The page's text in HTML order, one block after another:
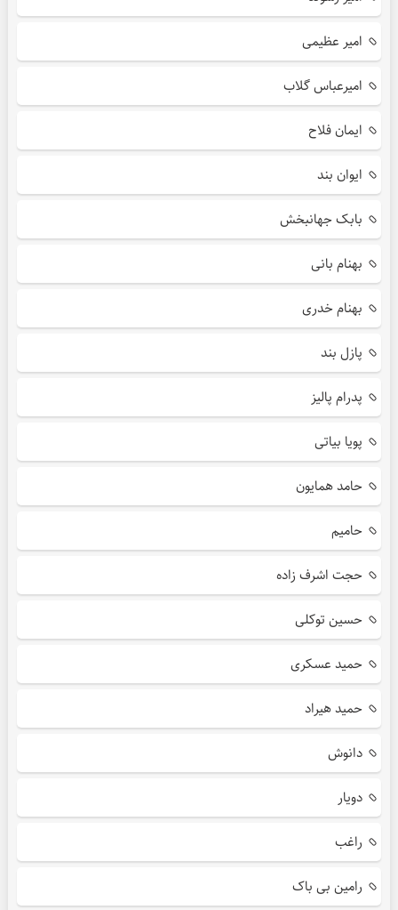
امیر عظیمی
امیرعباس گلاب
ایمان فلاح
ایوان بند
بابک جهانبخش
بهنام بانی
بهنام خدری
پازل بند
پدرام پالیز
پویا بیاتی
حامد همایون
حامیم
حجت اشرف زاده
حسین توکلی
حمید عسکری
حمید هیراد
دانوش
دویار
راغب
رامین بی باک